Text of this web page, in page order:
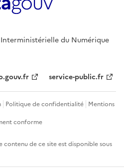
du Numérique
service-public.fr
Politique de confidentialité Mentions
conforme
de ce site est disponible sous